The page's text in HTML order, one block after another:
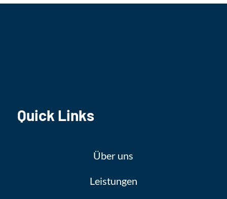
Quick Links
Über uns
Leistungen